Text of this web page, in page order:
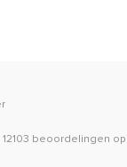
12103 beoordelingen op